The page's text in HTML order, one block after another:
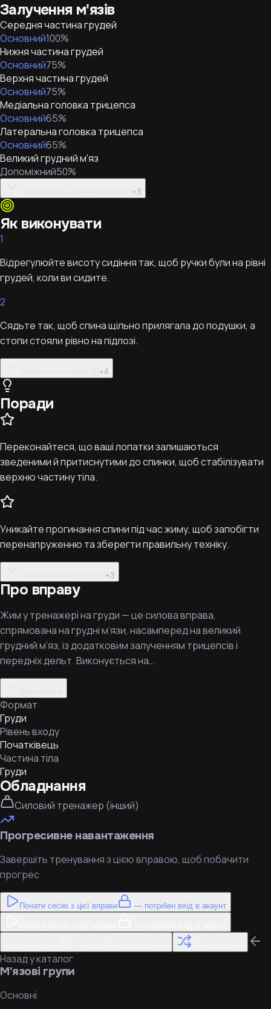
Залучення м'язів
Середня частина грудей
Основний100%
Нижня частина грудей
Основний75%
Верхня частина грудей
Основний75%
Медіальна головка трицепса
Основний65%
Латеральна головка трицепса
Основний65%
Великий грудний м'яз
Допоміжний50%
+3
Як виконувати
1
Відрегулюйте висоту сидіння так, щоб ручки були на рівні
грудей, коли ви сидите.
2
Сядьте так, щоб спина щільно прилягала до подушки, а
стопи стояли рівно на підлозі.
+4
Поради
Переконайтеся, що ваші лопатки залишаються
зведеними й притиснутими до спинки, щоб стабілізувати
верхню частину тіла.
Уникайте прогинання спини під час жиму, щоб запобігти
перенапруженню та зберегти правильну техніку.
+3
Про вправу
Жим у тренажері на груди — це силова вправа,
спрямована на грудні м’язи, насамперед на великий
грудний м’яз, із додатковим залученням трицепсів і
передніх дельт. Виконується на…
Формат
Груди
Рівень входу
Початківець
Частина тіла
Груди
Обладнання
Силовий тренажер (інший)
Прогресивне навантаження
Завершіть тренування з цією вправою, щоб побачити
прогрес
Почати сесію з цієї вправи — потрібен вхід в акаунт
Назад у каталог
М'язові групи
Основні